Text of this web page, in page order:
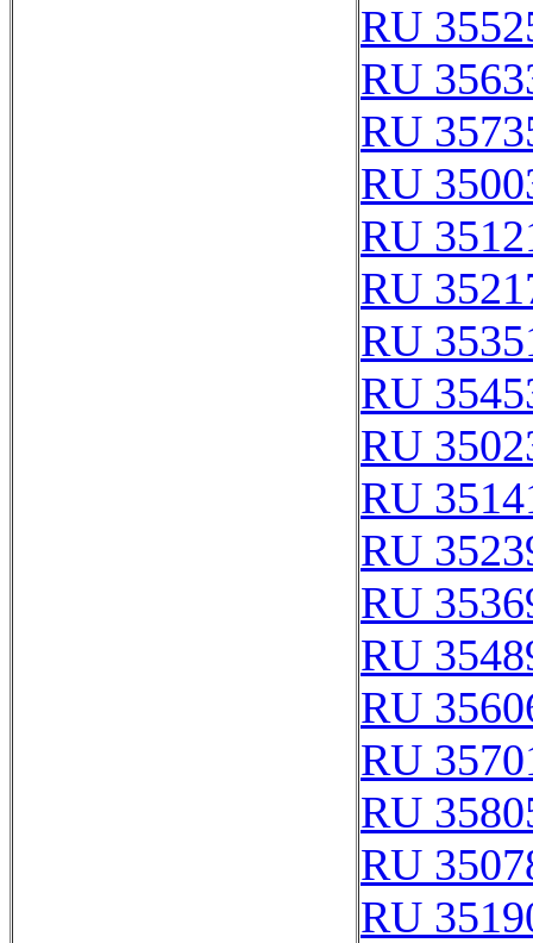
RU
RU
RU
RU
RU
RU
RU
RU
RU
RU
RU
RU
RU
RU
RU
RU
RU
RU